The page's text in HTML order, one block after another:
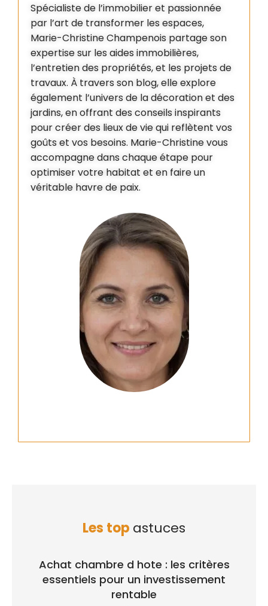
Spécialiste de l’immobilier et passionnée
par l’art de transformer les espaces,
Marie-Christine Champenois partage son
expertise sur les aides immobilières,
l’entretien des propriétés, et les projets de
travaux. À travers son blog, elle explore
également l’univers de la décoration et des
jardins, en offrant des conseils inspirants
pour créer des lieux de vie qui reflètent vos
goûts et vos besoins. Marie-Christine vous
accompagne dans chaque étape pour
optimiser votre habitat et en faire un
véritable havre de paix.
Les top astuces
Achat chambre d hote : les critères
essentiels pour un investissement
rentable